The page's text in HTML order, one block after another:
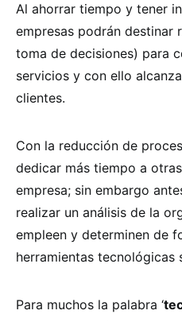
Al ahorrar tiempo y tener
empresas podrán destinar
toma de decisiones) para
servicios y con ello
clientes.
Con la reducción de
dedicar más tiempo a
empresa; sin embargo
realizar un análisis de la
empleen y determinen de
herramientas tecnológicas
Para muchos la palabra ‘